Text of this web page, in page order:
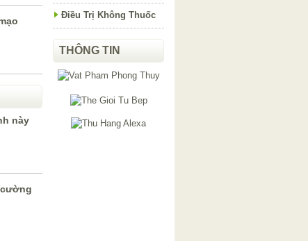
này
Điều Trị Không Thuốc
THÔNG TIN